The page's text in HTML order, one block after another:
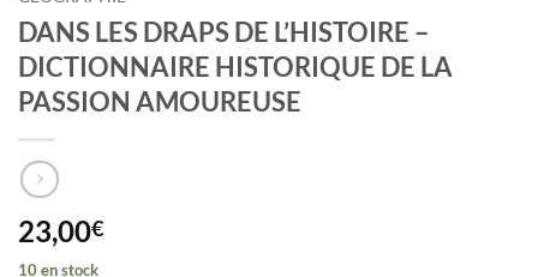
DANS LES DRAPS DE L’HISTOIRE –
DICTIONNAIRE HISTORIQUE DE LA
PASSION AMOUREUSE
23,00€
10 en stock